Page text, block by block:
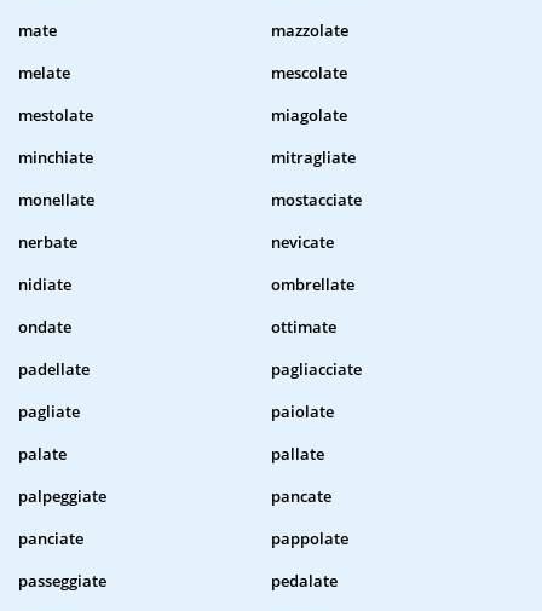
mate
mazzolate
melate
mescolate
mestolate
miagolate
minchiate
mitragliate
monellate
mostacciate
nerbate
nevicate
nidiate
ombrellate
ondate
ottimate
padellate
pagliacciate
pagliate
paiolate
palate
pallate
palpeggiate
pancate
panciate
pappolate
passeggiate
pedalate